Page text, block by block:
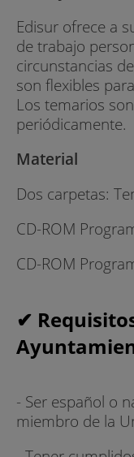
Edisur ofrece a
de trabajo
circunstancias
son flexibles
Los temarios
periódicamente.
Material
Dos carpetas:
CD-ROM
CD-ROM
✔
- Ser español o
miembro de la